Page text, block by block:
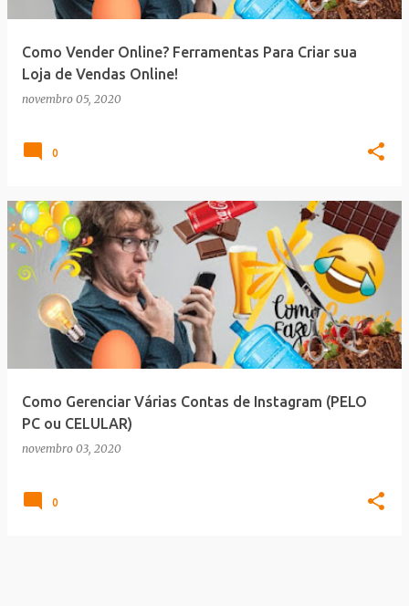
Como Vender Online? Ferramentas Para Criar sua
Loja de Vendas Online!
novembro 05, 2020
0
Como Gerenciar Várias Contas de Instagram (PELO
PC ou CELULAR)
novembro 03, 2020
0